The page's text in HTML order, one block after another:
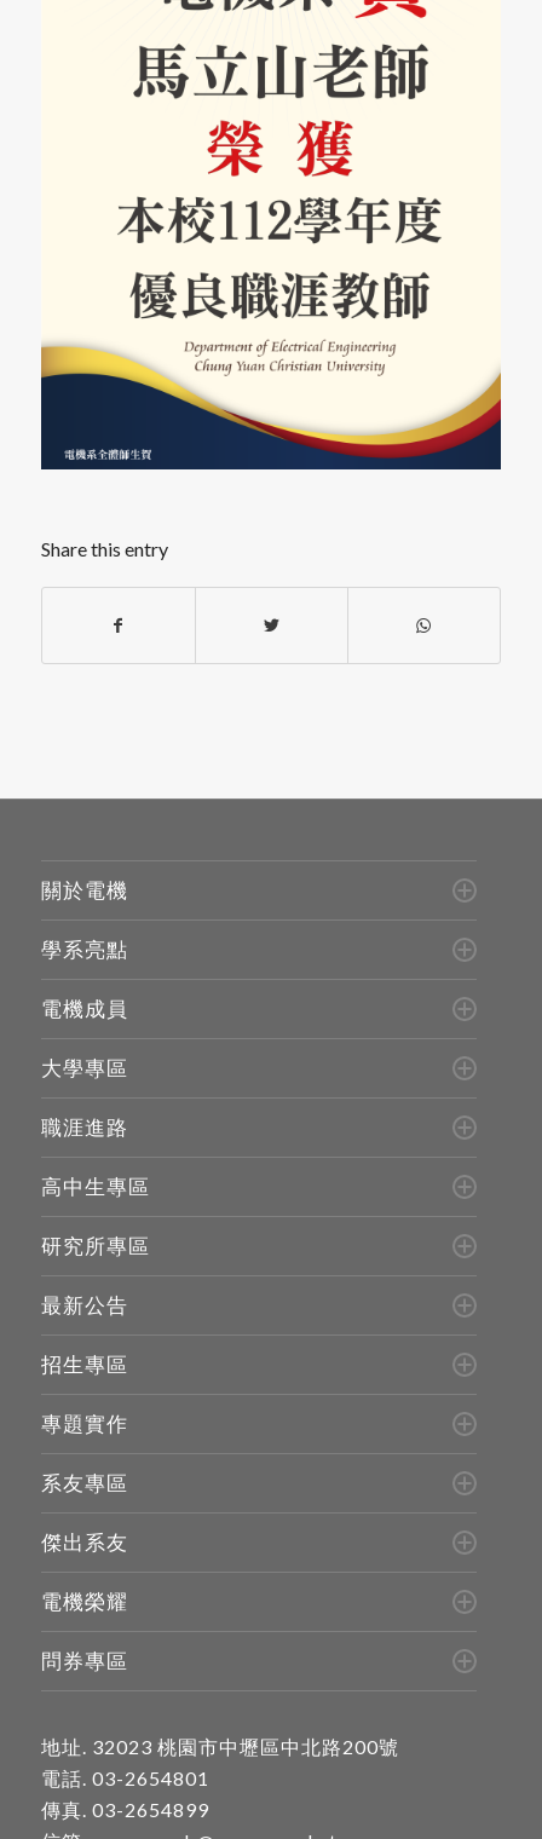
Share this entry
關於電機
學系亮點
電機成員
大學專區
職涯進路
高中生專區
研究所專區
最新公告
招生專區
專題實作
系友專區
傑出系友
電機榮耀
問券專區
地址. 32023 桃園市中壢區中北路200號
電話. 03-2654801
傳真. 03-2654899